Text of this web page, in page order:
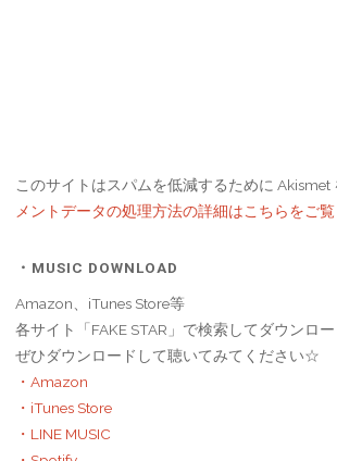
このサイトはスパムを低減するために Akismet
メントデータの処理方法の詳細はこちらをご
・MUSIC DOWNLOAD
Amazon、iTunes Store等
各サイト「FAKE STAR」で検索してダウンロ
ぜひダウンロードして聴いてみてください☆
・Amazon
・iTunes Store
・LINE MUSIC